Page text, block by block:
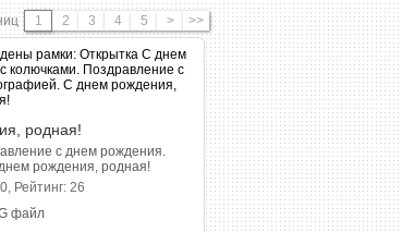
1 2 3 4 5 > >>
родная!
с днем рождения.
рождения, родная!
Рейтинг: 26
файл